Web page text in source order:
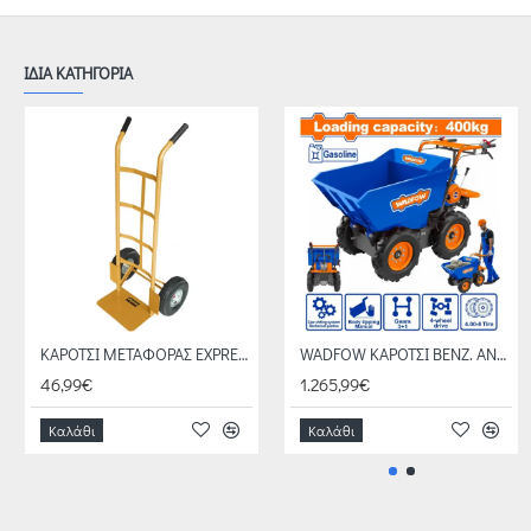
ΙΔΙΑ ΚΑΤΗΓΟΡΙΑ
ΚΑΡΟΤΣΙ ΜΕΤΑΦΟΡΑΣ EXPRESS 631429
46,99€
Καλάθι
WADFOW ΚΑΡΟΤΣΙ ΒΕΝΖ. ΑΝΑΤΡΕΠΟΜΕΝΟ 6.5HP / 400Kg (WFTP1A400)
1.265,99€
Καλάθι